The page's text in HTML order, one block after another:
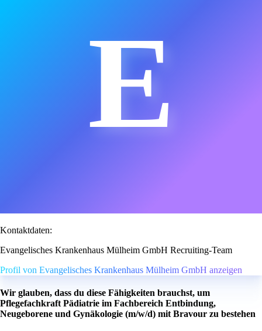
E
Kontaktdaten:
Evangelisches Krankenhaus Mülheim GmbH Recruiting-Team
Profil von Evangelisches Krankenhaus Mülheim GmbH anzeigen
Wir glauben, dass du diese Fähigkeiten brauchst, um
Pflegefachkraft Pädiatrie im Fachbereich Entbindung,
Neugeborene und Gynäkologie (m/w/d) mit Bravour zu bestehen